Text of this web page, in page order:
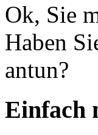
Ok, Sie
Haben
antun?
Einfach